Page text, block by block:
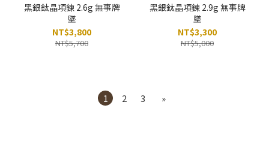
黑銀鈦晶項鍊 2.6g 無事牌
墜
NT$3,800
NT$5,700
黑銀鈦晶項鍊 2.9g 無事牌
墜
NT$3,300
NT$5,000
1 2 3 »